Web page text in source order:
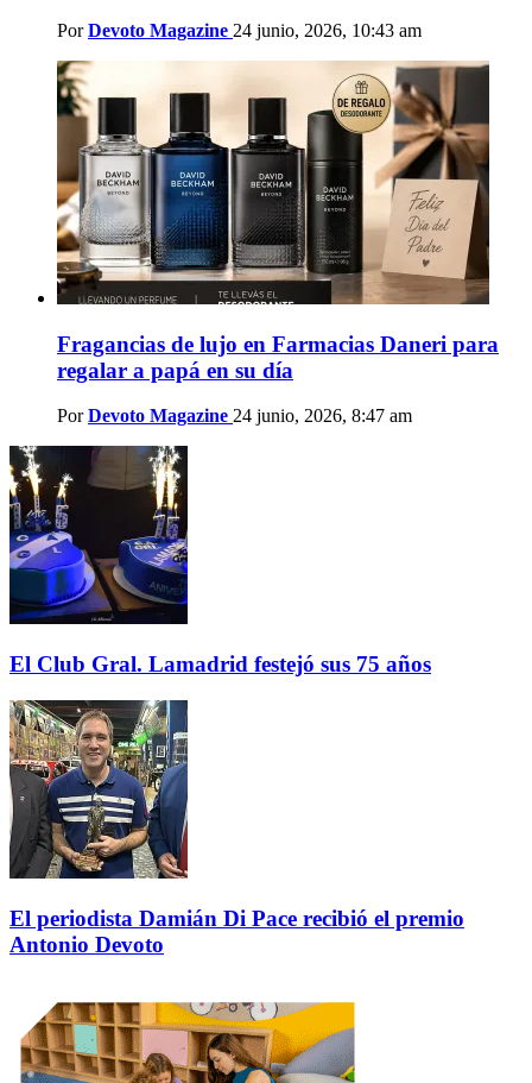
Por Devoto Magazine 24 junio, 2026, 10:43 am
Fragancias de lujo en Farmacias Daneri para
regalar a papá en su día
Por Devoto Magazine 24 junio, 2026, 8:47 am
El Club Gral. Lamadrid festejó sus 75 años
El periodista Damián Di Pace recibió el premio
Antonio Devoto